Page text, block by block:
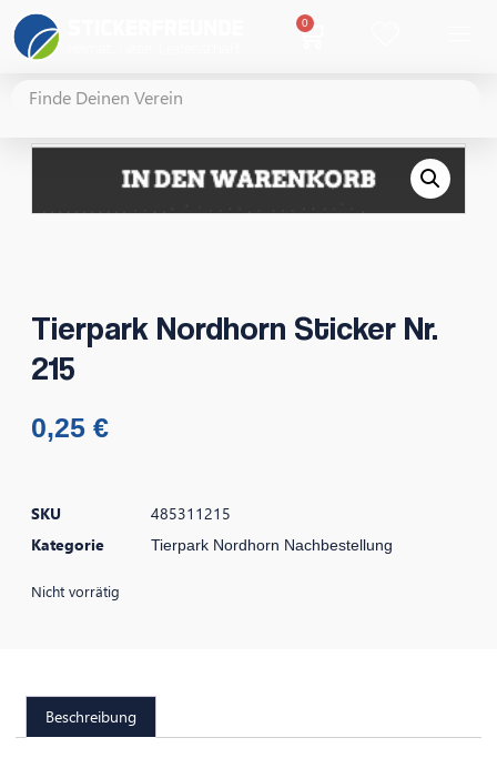
0
Tierpark Nordhorn Sticker Nr.
215
0,25 €
SKU
485311215
Kategorie
Tierpark Nordhorn Nachbestellung
Nicht vorrätig
Beschreibung